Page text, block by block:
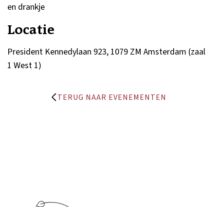
en drankje
Locatie
President Kennedylaan 923, 1079 ZM Amsterdam (zaal
1 West 1)
TERUG NAAR EVENEMENTEN